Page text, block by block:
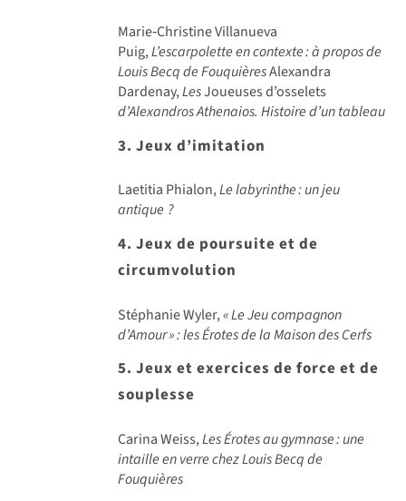
Marie‑Christine Villanueva
Puig,L’escarpolette en contexte:à propos de
Louis Becq de FouquièresAlexandra
Dardenay,LesJoueuses d’osselets
d’Alexandros Athenaios. Histoire d’un tableau
3. Jeux d’imitation
Laetitia Phialon,Le labyrinthe: un jeu
antique ?
4. Jeux de poursuite et de
circumvolution
Stéphanie Wyler,«Le Jeu compagnon
d’Amour»: lesÉrotes de la Maison des Cerfs
5. Jeux et exercices de force et de
souplesse
Carina Weiss,Les Érotes au gymnase: une
intaille en verre chez Louis Becq de
Fouquières